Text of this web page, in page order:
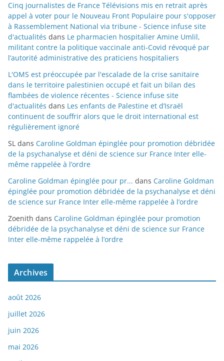
Cinq journalistes de France Télévisions mis en retrait après
appel à voter pour le Nouveau Front Populaire pour s'opposer
à Rassemblement National via tribune - Science infuse site
d'actualités dans Le pharmacien hospitalier Amine Umlil,
militant contre la politique vaccinale anti-Covid révoqué par
l’autorité administrative des praticiens hospitaliers
L'OMS est préoccupée par l'escalade de la crise sanitaire
dans le territoire palestinien occupé et fait un bilan des
flambées de violence récentes - Science infuse site
d'actualités dans Les enfants de Palestine et d’Israël
continuent de souffrir alors que le droit international est
régulièrement ignoré
SL dans Caroline Goldman épinglée pour promotion débridée
de la psychanalyse et déni de science sur France Inter elle-
même rappelée à l’ordre
Caroline Goldman épinglée pour pr... dans Caroline Goldman
épinglée pour promotion débridée de la psychanalyse et déni
de science sur France Inter elle-même rappelée à l’ordre
Zoenith dans Caroline Goldman épinglée pour promotion
débridée de la psychanalyse et déni de science sur France
Inter elle-même rappelée à l’ordre
Archives
août 2026
juillet 2026
juin 2026
mai 2026